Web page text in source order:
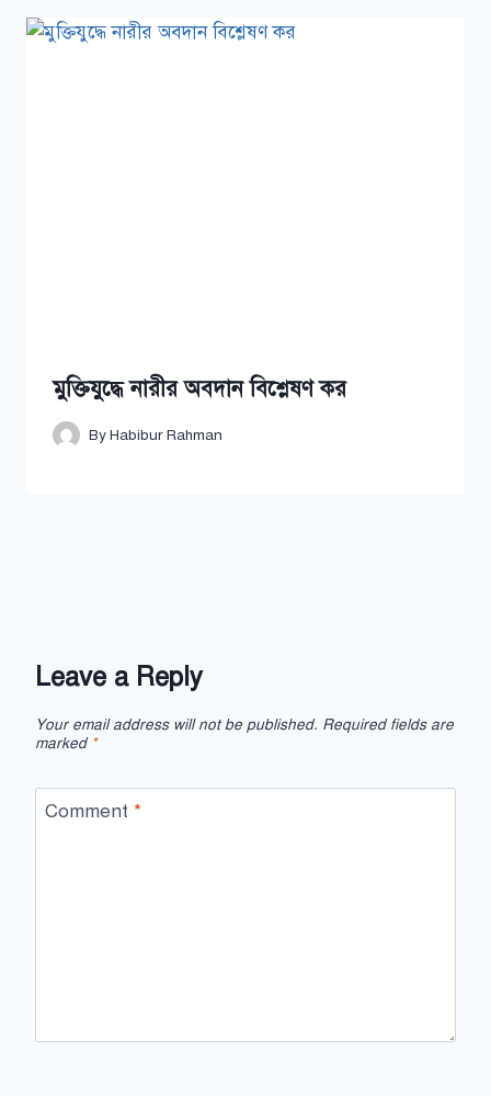
মুক্তিযুদ্ধে নারীর অবদান বিশ্লেষণ কর
ByHabibur Rahman
Leave a Reply
Your email address will not be published. Required fields are
marked *
Comment *